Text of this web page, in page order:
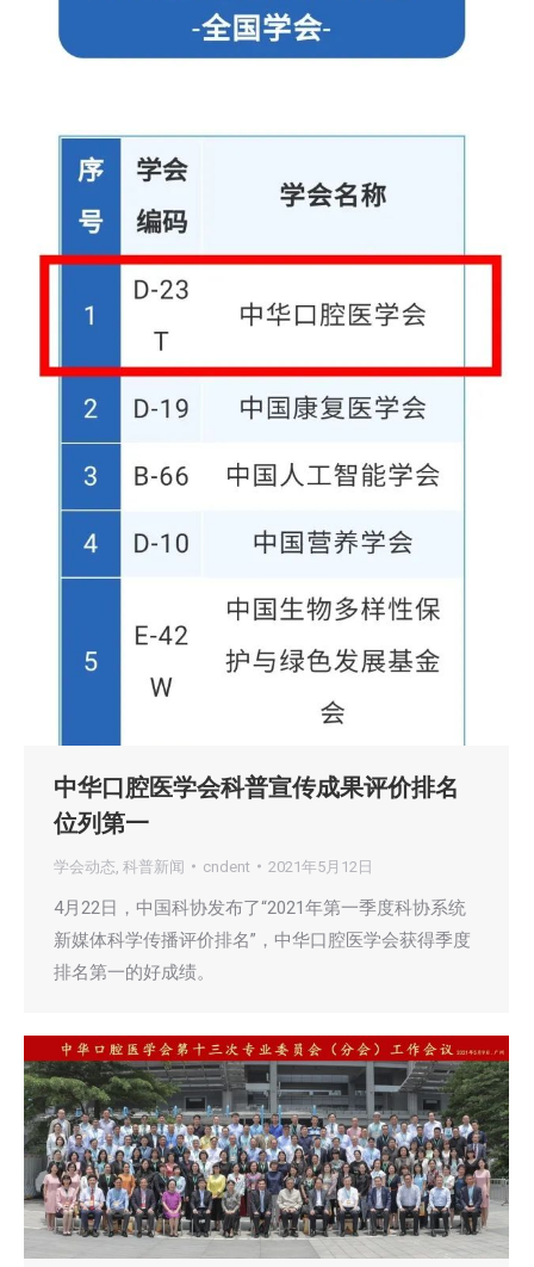
中华口腔医学会科普宣传成果评价排名
位列第一
学会动态 科普新闻 cndent 2021年5月12日
4月22日，中国科协发布了“2021年第一季度科协系统
新媒体科学传播评价排名”，中华口腔医学会获得季度
排名第一的好成绩。